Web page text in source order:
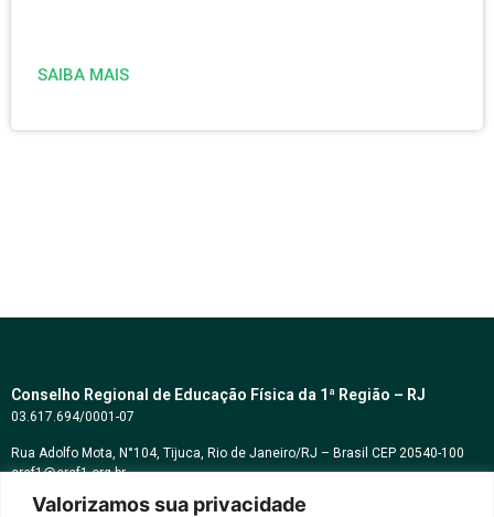
Valorizamos sua privacidade
SAIBA MAIS
Conselho Regional de Educação Física da 1ª Região – RJ
03.617.694/0001-07
Rua Adolfo Mota, N°104, Tijuca, Rio de Janeiro/RJ – Brasil CEP 20540-100
cref1@cref1.org.br
Assessoria de comunicação: